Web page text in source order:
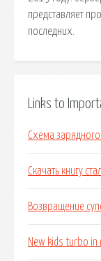
представляет
последних.
Links to
Схема
Скачать книгу
Возвращение
New kids turbo in